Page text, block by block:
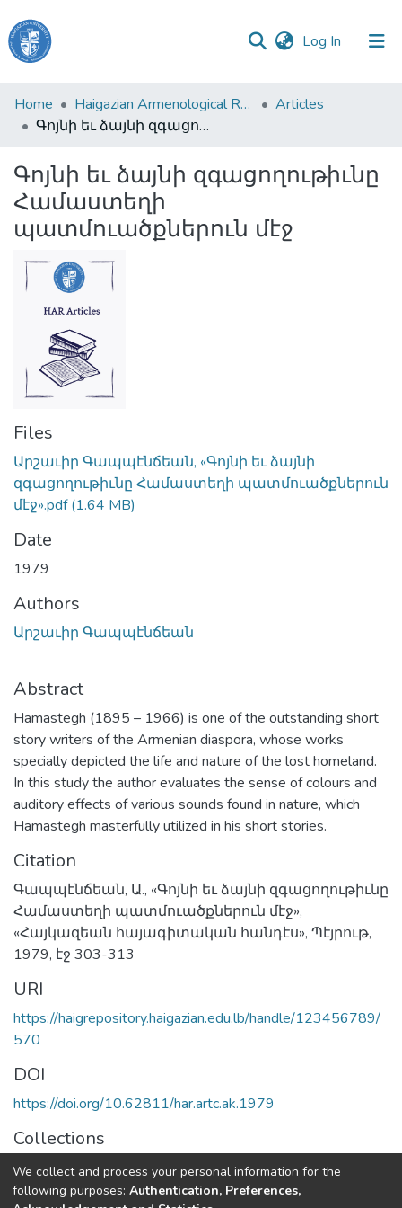
Log In (current)
Haigazian
University
&
Collections
All of DSpace
Home Haigazian Armenological Review
Articles
Գոյնի եւ ձայնի զգացողութիւնը Համաստեղի պատմուածքներուն մէջ
Գոյնի եւ ձայնի զգացողութիւնը
Համաստեղի
պատմուածքներուն մէջ
Files
Արշաւիր Գապպէնճեան, «Գոյնի եւ ձայնի
զգացողութիւնը Համաստեղի պատմուածքներուն
մէջ».pdf(1.64 MB)
Date
1979
Authors
Արշաւիր Գապպէնճեան
Abstract
Hamastegh (1895 – 1966) is one of the outstanding short
story writers of the Armenian diaspora, whose works
specially depicted the life and nature of the lost homeland.
In this study the author evaluates the sense of colours and
auditory effects of various sounds found in nature, which
Hamastegh masterfully utilized in his short stories.
Citation
Գապպէնճեան, Ա., «Գոյնի եւ ձայնի զգացողութիւնը
Համաստեղի պատմուածքներուն մէջ»,
«Հայկազեան հայագիտական հանդէս», Պէյրութ,
1979, էջ 303-313
URI
https://haigrepository.haigazian.edu.lb/handle/123456789/
570
DOI
https://doi.org/10.62811/har.artc.ak.1979
Collections
Articles
We collect and process your personal information for the
following purposes: Authentication, Preferences,